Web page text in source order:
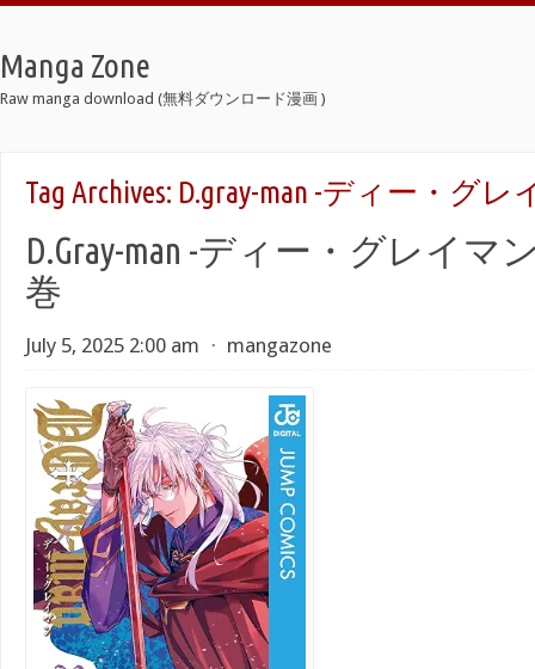
Manga Zone
Raw manga download (無料ダウンロード漫画 )
Tag Archives: D.gray-man -ディー・グレ
D.Gray-man -ディー・グレイマン
巻
July 5, 2025 2:00 am ⋅ mangazone